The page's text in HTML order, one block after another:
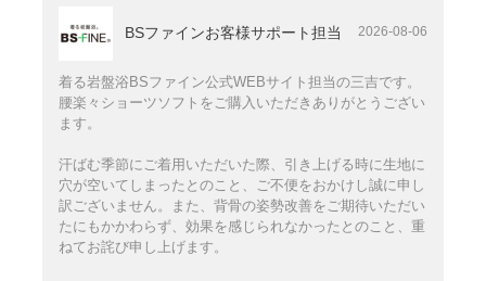
BSファインお客様サポート担当 2026-08-06
着る岩盤浴BSファイン公式WEBサイト担当の三吉です。
腰楽々ショーツソフトをご購入いただきありがとうござい
ます。
汗ばむ季節にご着用いただいた際、引き上げる時に生地に
穴が空いてしまったとのこと、ご不便をおかけし誠に申し
訳ございません。また、背骨の姿勢改善をご期待いただい
たにもかかわらず、効果を感じられなかったとのこと、重
ねてお詫び申し上げます。